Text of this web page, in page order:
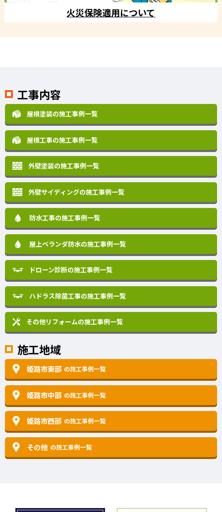
火災保険適用について
工事内容
屋根塗装の施工事例一覧
屋根工事の施工事例一覧
外壁塗装の施工事例一覧
外壁サイディングの施工事例一覧
防水工事の施工事例一覧
屋上ベランダ防水の施工事例一覧
ドローン診断の施工事例一覧
ハドラス除菌工事の施工事例一覧
その他リフォームの施工事例一覧
施工地域
姫路市東部 の施工事例一覧
姫路市中部 の施工事例一覧
姫路市西部 の施工事例一覧
その他 の施工事例一覧